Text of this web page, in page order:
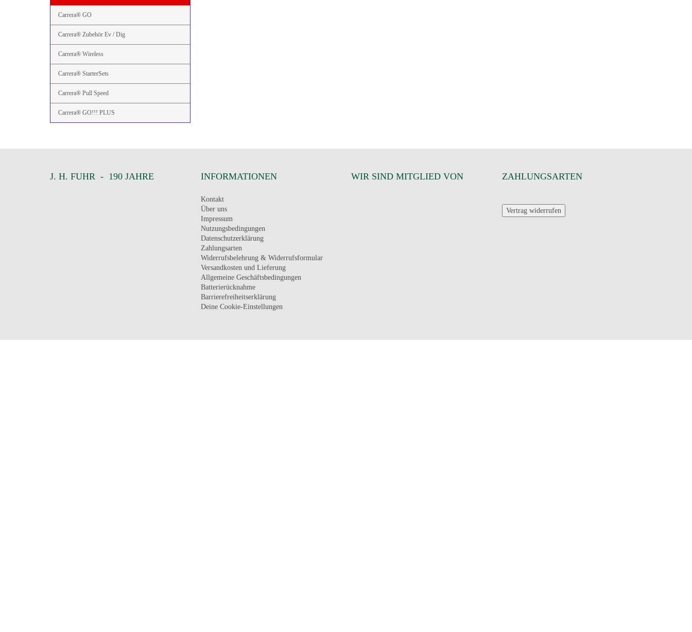
Carrera® GO
Carrera® Zubehör Ev / Dig
Carrera® Wireless
Carrera® StarterSets
Carrera® Pull Speed
Carrera® GO!!! PLUS
J. H. FUHR - 190 JAHRE INFORMATIONEN
Kontakt
Über uns
Impressum
Nutzungsbedingungen
Datenschutzerklärung
Zahlungsarten
Widerrufsbelehrung & Widerrufsformular
Versandkosten und Lieferung
Allgemeine Geschäftsbedingungen
Batterierücknahme
Barrierefreiheitserklärung
Deine Cookie-Einstellungen
WIR SIND MITGLIED VON ZAHLUNGSARTEN
Vertrag widerrufen